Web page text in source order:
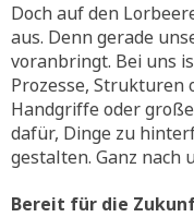
Doch auf den
aus. Denn gerade
voranbringt. Bei uns
Prozesse, Strukturen
Handgriffe oder
dafür, Dinge zu
gestalten. Ganz nach
Bereit für die